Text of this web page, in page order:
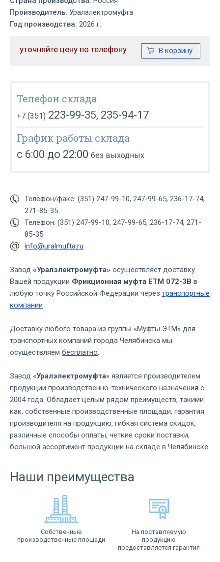
Производитель: Уралэлектромуфта
Год производства: 2026 г.
уточняйте цену по телефону
Телефон склада
+7 (351) 223-99-35, 235-94-17
График работы склада
с 6:00 до 22:00 без выходных
Телефон/факс: (351) 247-99-10, 247-99-65, 236-17-74,
271-85-35
Телефон: (351) 247-99-10, 247-99-65, 236-17-74, 271-
85-35
info@uralmufta.ru
Завод «Уралэлектромуфта» осуществляет доставку
Вашей продукции Фрикционная муфта ЕТМ 072-3В в
любую точку Российской Федерации через транспортные
компании
Доставку любого товара из группы «Муфты ЭТМ» для
транспортных компаний города Челябинска мы
осуществляем бесплатно.
Завод «Уралэлектромуфта» является производителем
продукции производственно-технического назначения с
2004 года. Обладает целым рядом преимуществ, такими
как, собственные производственные площади, гарантия
производителя на продукцию, гибкая система скидок,
различные способы оплаты, четкие сроки поставки,
большой ассортимент продукции на складе в Челябинске.
Наши преимущества
Собственные
производственные площади
На поставляемую
продукцию
предоставляется гарантия